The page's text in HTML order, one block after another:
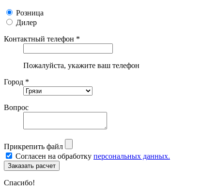
Розница
Дилер
Контактный телефон *
Пожалуйста, укажите ваш телефон
Город *
Вопрос
Прикрепить файл
Согласен на обработку персональных данных.
Спасибо!